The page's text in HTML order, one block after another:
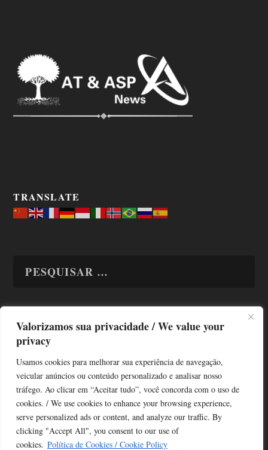
Valorizamos sua privacidade / We value your
privacy
Usamos cookies para melhorar sua experiência de navegação,
veicular anúncios ou conteúdo personalizado e analisar nosso
tráfego. Ao clicar em “Aceitar tudo”, você concorda com o uso de
cookies. / We use cookies to enhance your browsing experience,
serve personalized ads or content, and analyze our traffic. By
clicking "Accept All", you consent to our use of
cookies. Política de Cookies / Cookie Policy
TRANSLATE
TODAS OS ASSUNTOS
Copyright © Alô Tatuapé 2013 / 2026
Desenvolvido por ALOSP MKT DIGITAL